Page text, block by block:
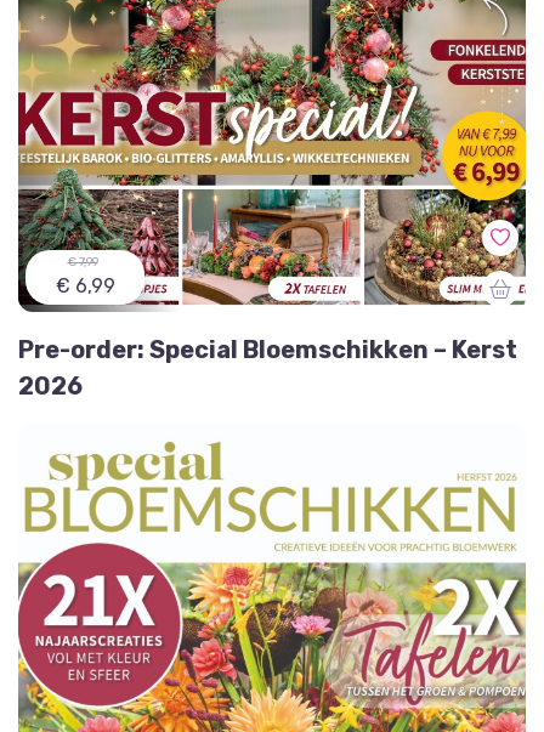
€ 7,99
€ 6,99
Pre-order: Special Bloemschikken – Kerst
2026